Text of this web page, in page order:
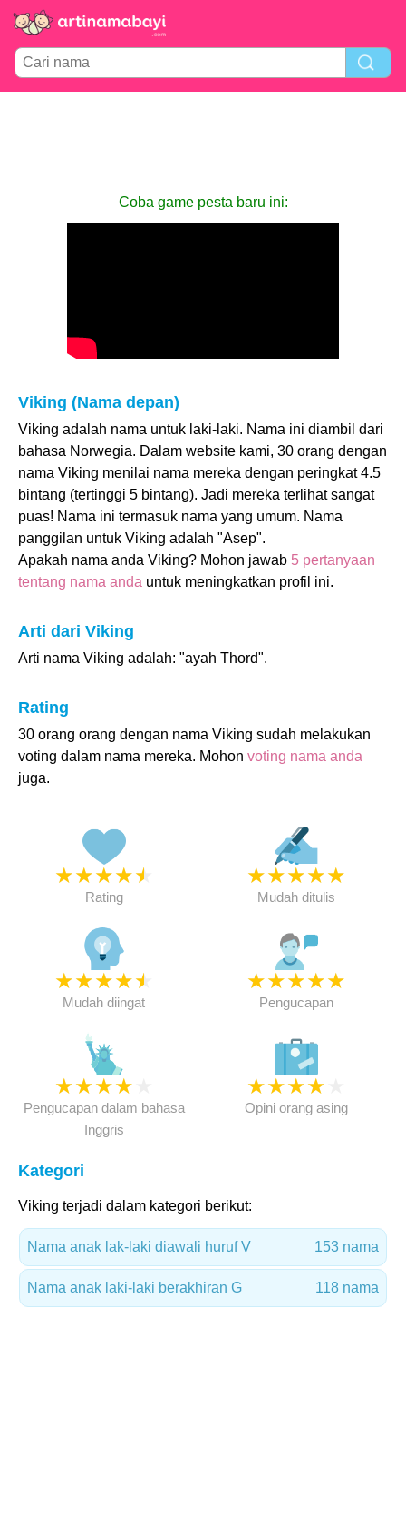
Coba game pesta baru ini:
Viking (Nama depan)
Viking adalah nama untuk laki-laki. Nama ini diambil dari
bahasa Norwegia. Dalam website kami, 30 orang dengan
nama Viking menilai nama mereka dengan peringkat 4.5
bintang (tertinggi 5 bintang). Jadi mereka terlihat sangat
puas! Nama ini termasuk nama yang umum. Nama
panggilan untuk Viking adalah "Asep".
Apakah nama anda Viking? Mohon jawab 5 pertanyaan
tentang nama anda untuk meningkatkan profil ini.
Arti dari Viking
Arti nama Viking adalah: "ayah Thord".
Rating
30 orang orang dengan nama Viking sudah melakukan
voting dalam nama mereka. Mohon voting nama anda
juga.
★★★★★
Rating
★★★★★
Mudah ditulis
★★★★★
Mudah diingat
★★★★★
Pengucapan
★★★★
Pengucapan dalam bahasa
Inggris
★★★★
Opini orang asing
Kategori
Viking terjadi dalam kategori berikut:
Nama anak lak-laki diawali huruf V 153 nama
Nama anak laki-laki berakhiran G 118 nama